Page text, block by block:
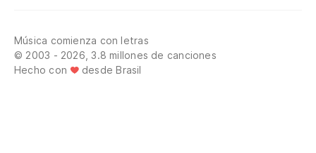
Música comienza con letras
© 2003 - 2026, 3.8 millones de canciones
Hecho con
desde Brasil